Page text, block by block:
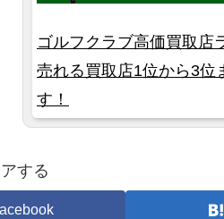
ゴルフクラブ高価買取店
売れる買取店1位から3位
す！
する